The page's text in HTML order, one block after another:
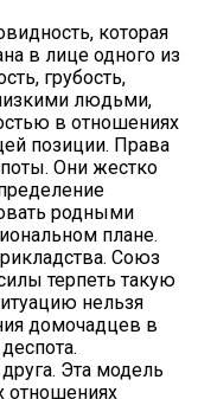
которая
в лице одного из
грубость,
людьми,
в отношениях
позиции. Права
Они жестко
родными
плане.
Союз
терпеть такую
нельзя
домочадцев в
Эта модель
отношениях